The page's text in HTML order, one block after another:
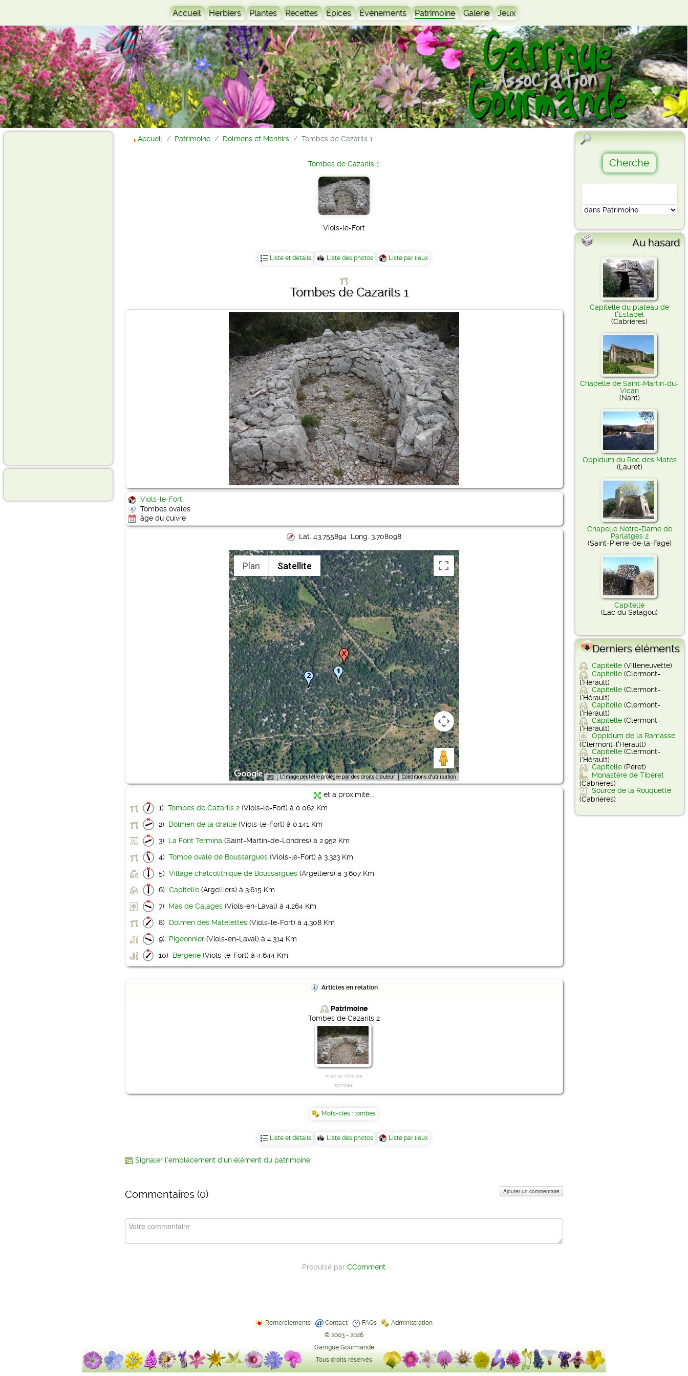
Accueil Herbiers Plantes Recettes Épices Évènements Patrimoine Galerie Jeux
Accueil Patrimoine Dolmens et Menhirs Tombes de Cazarils 1
Tombes de Cazarils 1
Viols-le-Fort
Liste et détails Liste des photos Liste par lieux
Tombes de Cazarils 1
Viols-le-Fort
Tombes ovales
âge du cuivre
Lat. 43.755894 Long. 3.708098
Plan Satellite
L'image peut être protégée par des droits d'auteur Conditions d'utilisation
et à proximité...
1)Tombes de Cazarils 2 (Viols-le-Fort) à 0.062 Km
2) Dolmen de la draille (Viols-le-Fort) à 0.141 Km
3) La Font Termina (Saint-Martin-de-Londres) à 2.952 Km
4)Tombe ovale de Boussargues (Viols-le-Fort) à 3.323 Km
5)Village chalcolithique de Boussargues (Argelliers) à 3.607 Km
6)Capitelle (Argelliers) à 3.615 Km
7) Mas de Calages (Viols-en-Laval) à 4.264 Km
8) Dolmen des Matelettes (Viols-le-Fort) à 4.308 Km
9) Pigeonnier (Viols-en-Laval) à 4.314 Km
10) Bergerie (Viols-le-Fort) à 4.644 Km
Articles en relation
Patrimoine
Tombes de Cazarils 2
avec le mot-clé
"tombes"
Mots-clés :tombes
Liste et détails Liste des photos Liste par lieux
Signaler l’emplacement d’un élément du patrimoine
Commentaires (0) Ajouter un commentaire
Propulsé parCComment
Au hasard
Capitelle du plateau de
l'Estabel
(Cabrières)
Chapelle de Saint-Martin-du-
Vican
(Nant)
Oppidum du Roc des Mates
(Lauret)
Chapelle Notre-Dame de
Parlatges 2
(Saint-Pierre-de-la-Fage)
Capitelle
(Lac du Salagou)
Derniers éléments
Capitelle(Villeneuvette)
Capitelle(Clermont-
l'Hérault)
Capitelle(Clermont-
l'Hérault)
Capitelle(Clermont-
l'Hérault)
Capitelle(Clermont-
l'Hérault)
Oppidum de la Ramasse
(Clermont-l'Hérault)
Capitelle(Clermont-
l'Hérault)
Capitelle(Péret)
Monastère de Tibéret
(Cabrières)
Source de la Rouquette
(Cabrières)
Remerciements Contact FAQs
Administration
© 2003 - 2026
Garrigue Gourmande
Tous droits réservés